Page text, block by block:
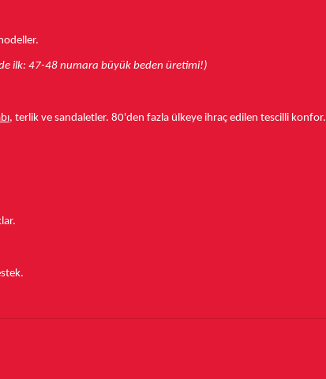
ilk: 47-48 numara büyük beden üretimi!)
, terlik ve sandaletler. 80'den fazla ülkeye ihraç edilen tescilli konfor.